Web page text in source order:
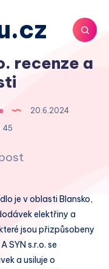
recenze a
20.6.2024
45
je v oblasti Blansko,
elektřiny a
jsou přizpůsobeny
SYN s.r.o. se
a usiluje o